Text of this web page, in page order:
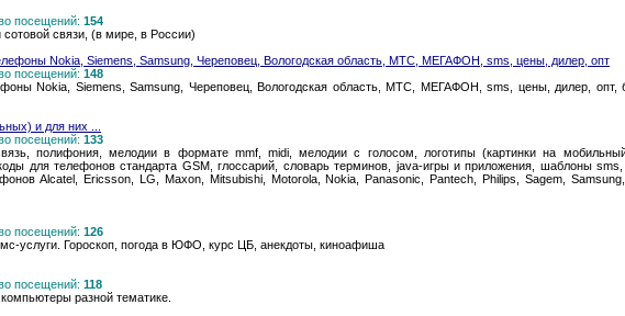
посещений: 154
связи, (в мире, в России)
Nokia, Siemens, Samsung, Череповец, Вологодская область, МТС, МЕГАФОН, sms, цены, дилер, опт
посещений: 148
Nokia, Siemens, Samsung, Череповец, Вологодская область, МТС, МЕГАФОН, sms, цены, дилер, опт,
и для них ...
посещений: 133
полифония, мелодии в формате mmf, midi, мелодии с голосом, логотипы (картинки на
для телефонов стандарта GSM, глоссарий, словарь терминов, java-игры и приложения, шаблоны sms,
Alcatel, Ericsson, LG, Maxon, Mitsubishi, Motorola, Nokia, Panasonic, Pantech, Philips, Sagem,
посещений: 126
услуги. Гороскоп, погода в ЮФО, курс ЦБ, анекдоты, киноафиша
посещений: 118
разной тематике.